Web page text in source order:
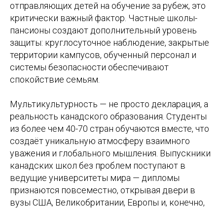
отправляющих детей на обучение за рубеж, это
критически важный фактор. Частные школы-
пансионы создают дополнительный уровень
защиты: круглосуточное наблюдение, закрытые
территории кампусов, обученный персонал и
системы безопасности обеспечивают
спокойствие семьям.
Мультикультурность — не просто декларация, а
реальность канадского образования. Студенты
из более чем 40-70 стран обучаются вместе, что
создаёт уникальную атмосферу взаимного
уважения и глобального мышления. Выпускники
канадских школ без проблем поступают в
ведущие университеты мира — дипломы
признаются повсеместно, открывая двери в
вузы США, Великобритании, Европы и, конечно,